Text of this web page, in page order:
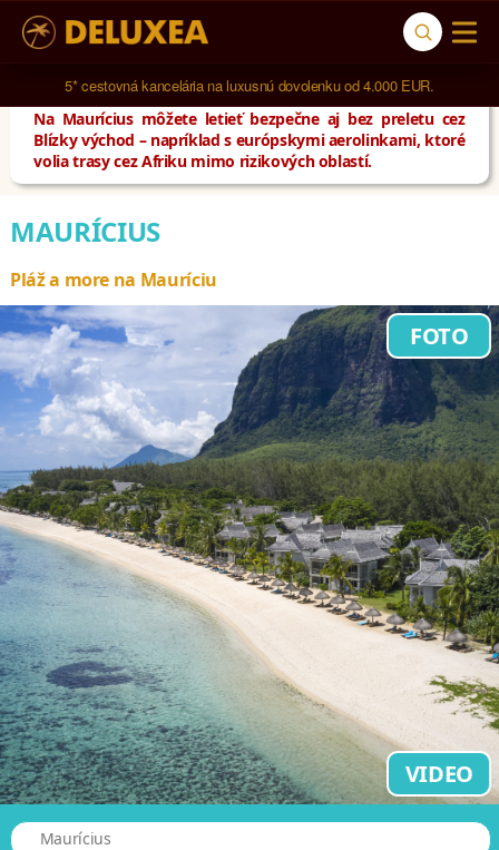
5* cestovná kancelária na luxusnú dovolenku od 4.000 EUR.
Na Maurícius môžete letieť bezpečne aj bez preletu cez
Blízky východ – napríklad s európskymi aerolinkami, ktoré
volia trasy cez Afriku mimo rizikových oblastí.
MAURÍCIUS
Pláž a more na Mauríciu
FOTO
VIDEO
Maurícius